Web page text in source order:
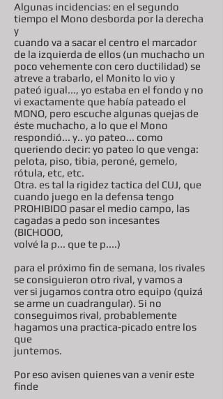
Algunas incidencias: en el segundo
tiempo el Mono desborda por la derecha
y
cuando va a sacar el centro el marcador
de la izquierda de ellos (un muchacho un
poco vehemente con cero ductilidad) se
atreve a trabarlo, el Monito lo vio y
pateó igual..., yo estaba en el fondo y no
vi exactamente que había pateado el
MONO, pero escuche algunas quejas de
éste muchacho, a lo que el Mono
respondió... y.. yo pateo... como
queriendo decir: yo pateo lo que venga:
pelota, piso, tibia, peroné, gemelo,
rótula, etc, etc.
Otra. es tal la rigidez tactica del CUJ, que
cuando juego en la defensa tengo
PROHIBIDO pasar el medio campo, las
cagadas a pedo son incesantes
(BICHOOO,
volvé la p... que te p....)
para el próximo fin de semana, los rivales
se consiguieron otro rival, y vamos a
ver si jugamos contra otro equipo (quizá
se arme un cuadrangular). Si no
conseguimos rival, probablemente
hagamos una practica-picado entre los
que
juntemos.
Por eso avisen quienes van a venir este
finde